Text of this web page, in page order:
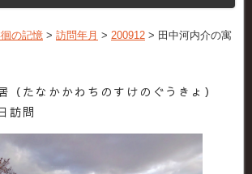
の記憶 > 訪問年月 > 200912 > 田中河内介の寓
（たなかかわちのすけのぐうきょ）
訪問